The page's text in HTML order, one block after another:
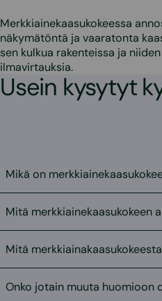
Merkkiainekaasukokeessa
näkymätöntä ja vaaratonta
sen kulkua rakenteissa ja
ilmavirtauksia.
Usein kysytyt
Mikä on
Mitä merkkiainekaasukokeen
Mitä
Onko jotain muuta huomioon